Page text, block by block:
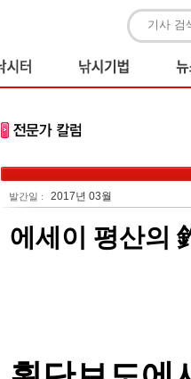
발간일 : 2017년 03월